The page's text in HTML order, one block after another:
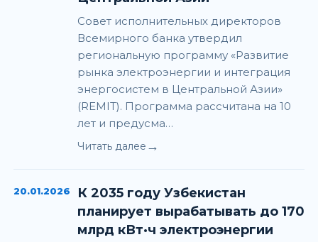
Совет исполнительных директоров
Всемирного банка утвердил
региональную программу «Развитие
рынка электроэнергии и интеграция
энергосистем в Центральной Азии»
(REMIT). Программа рассчитана на 10
лет и предусма…
Читать далее →
20.01.2026
К 2035 году Узбекистан
планирует вырабатывать до 170
млрд кВт·ч электроэнергии